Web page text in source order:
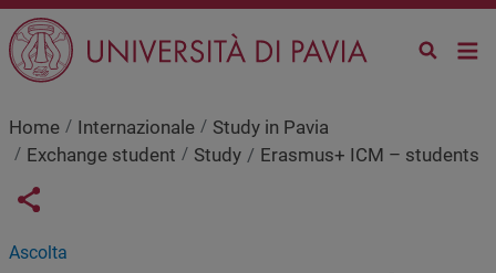
Salta al contenuto principale
Home Internazionale
Study in Pavia
Exchange student
Study Erasmus+ ICM – students
Links condivisione social
Share button
Ascolta